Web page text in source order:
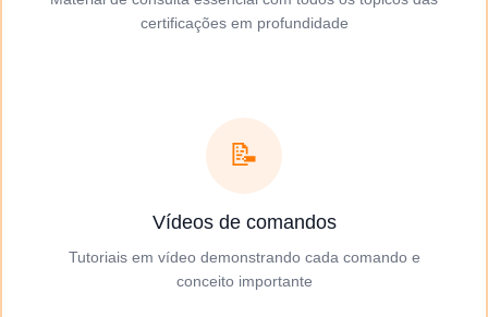
certificações em profundidade
📝
Vídeos de comandos
Tutoriais em vídeo demonstrando cada comando e
conceito importante